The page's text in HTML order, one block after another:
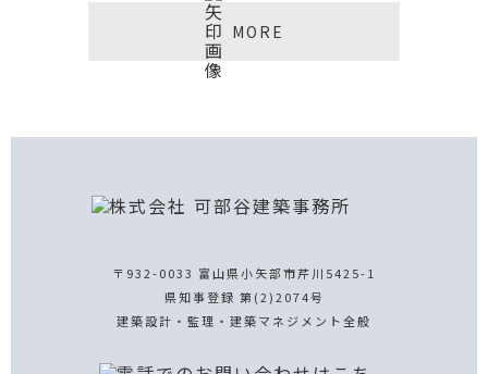
MORE
〒932-0033 富山県小矢部市芹川5425-1
県知事登録 第(2)2074号
建築設計・監理・建築マネジメント全般